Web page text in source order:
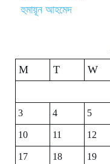
হুমায়ূন আহমেদ
M
T W
3
4 5
10
11 12
17
18 19